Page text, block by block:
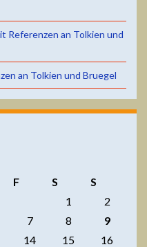
Referenzen an Tolkien und
an Tolkien und Bruegel
F S
S
1
2
7 8
9
14 15
16